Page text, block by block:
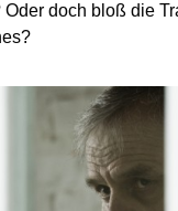
doch bloß die